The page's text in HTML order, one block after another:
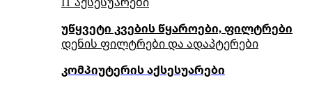
უწყვეტი კვების წყაროები, ფილტრები
დენის ფილტრები და ადაპტერები
კომპიუტერის აქსესუარები